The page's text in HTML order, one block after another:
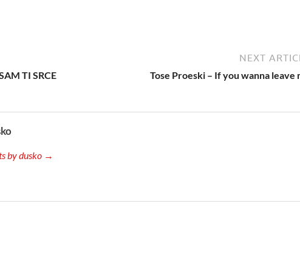
TI SRCE
NEXT
Tose Proeski – If you wanna leave
by dusko →